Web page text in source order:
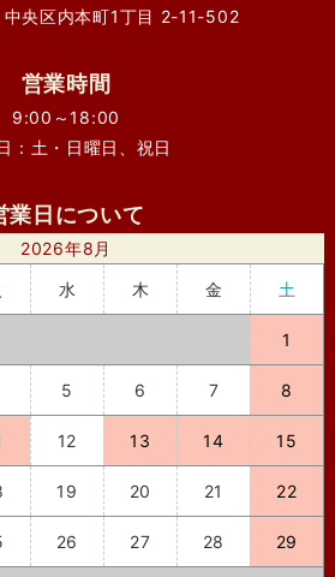
中央区内本町1丁目 2-11-502
営業時間
9:00～18:00
：土・日曜日、祝日
業日について
2026年8月
水 木 金 土
1
5 6 7 8
12 13 14 15
19 20 21 22
26 27 28 29